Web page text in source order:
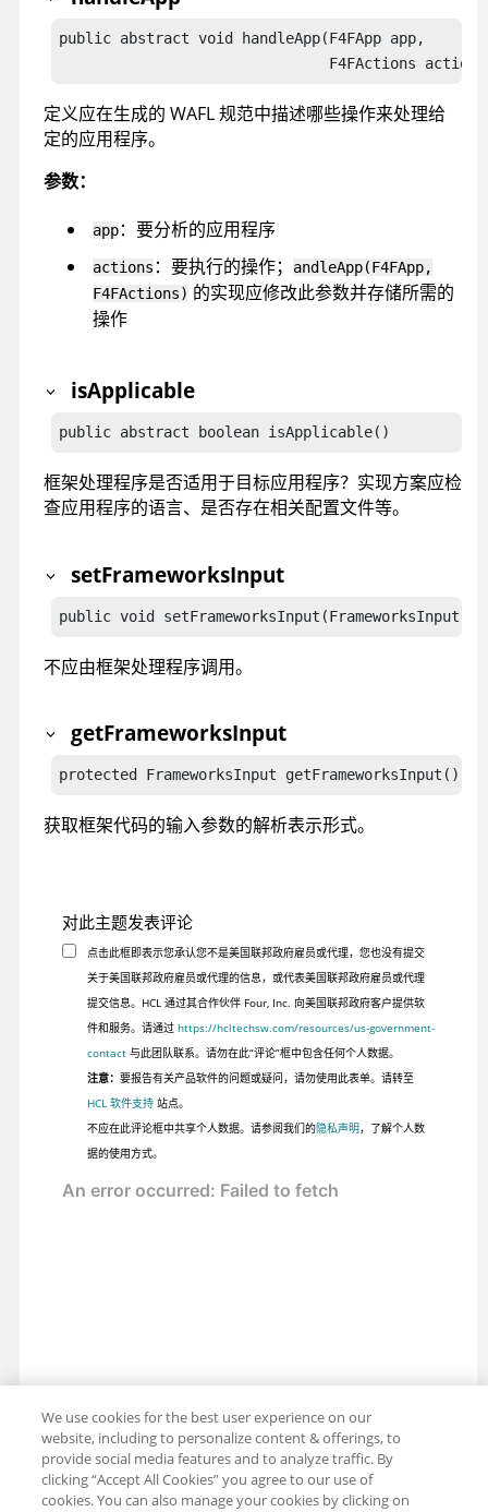
public abstract void handleApp(F4FApp app,
F4FActions
定义应在生成的 WAFL 规范中描述哪些操作来处理给
定的应用程序。
参数：
app：要分析的应用程序
actions ：要执行的操作；
andleApp(F4FApp,
F4FActions) 的实现应修改此参数并存储所需的
操作
isApplicable
public abstract boolean isApplicable()
框架处理程序是否适用于目标应用程序？实现方案应检
查应用程序的语言、是否存在相关配置文件等。
setFrameworksInput
public void setFrameworksInput(FrameworksInput
不应由框架处理程序调用。
getFrameworksInput
protected FrameworksInput getFrameworksInput()
获取框架代码的输入参数的解析表示形式。
对此主题发表评论
点击此框即表示您承认您不是美国联邦政府雇员或代理，您也没有提交
关于美国联邦政府雇员或代理的信息，或代表美国联邦政府雇员或代理
提交信息。HCL 通过其合作伙伴 Four, Inc. 向美国联邦政府客户提供软
件和服务。请通过 https://hcltechsw.com/resources/us-government-
contact与此团队联系。请勿在此“评论”框中包含任何个人数据。
注意： 要报告有关产品软件的问题或疑问，请勿使用此表单。请转至
HCL 软件支持站点。
不应在此评论框中共享个人数据。请参阅我们的隐私声明，了解个人数
据的使用方式。
We use cookies for the best user experience on our
website, including to personalize content & offerings, to
provide social media features and to analyze traffic. By
clicking “Accept All Cookies” you agree to our use of
cookies. You can also manage your cookies by clicking on